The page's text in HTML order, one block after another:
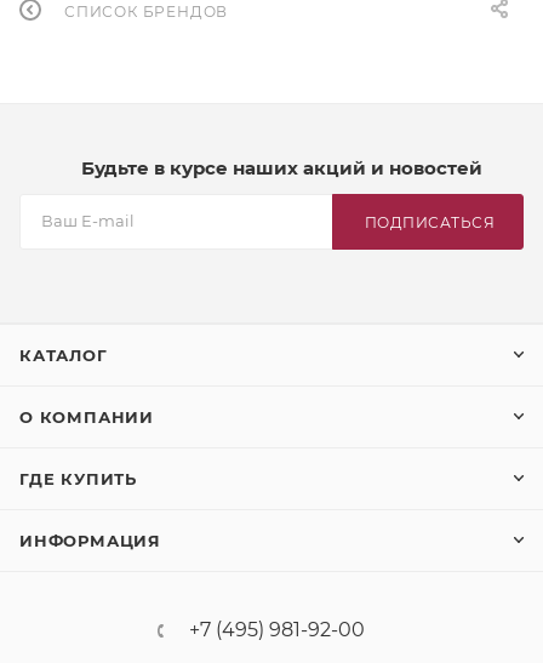
СПИСОК БРЕНДОВ
Будьте в курсе наших акций и новостей
ПОДПИСАТЬСЯ
КАТАЛОГ
О КОМПАНИИ
ГДЕ КУПИТЬ
ИНФОРМАЦИЯ
+7 (495) 981-92-00